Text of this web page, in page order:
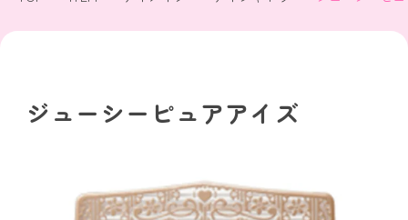
ジューシーピュアアイズ